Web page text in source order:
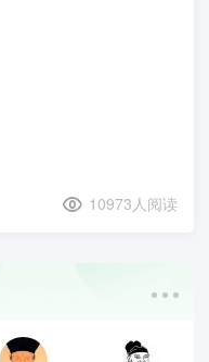
10973人阅读